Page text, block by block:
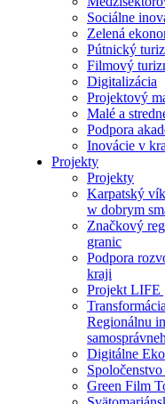
Sociálne
Zelená
Pútnický
Filmový
Digitalizácia
Projektový
Malé a
Podpora
Inovácie v
Projekty
Projekty
Karpatský
w dobrym
Značkový
granic
Podpora
kraji
Projekt LIFE
Regionálnu
Digitálne
Green Film